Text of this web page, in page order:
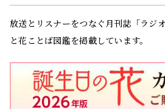
放送とリスナーをつなぐ月刊誌「ラジ
と花ことば図鑑を掲載しています。